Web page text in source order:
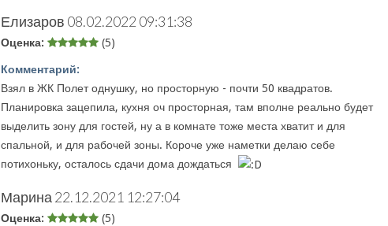
Елизаров 08.02.2022 09:31:38
Оценка: (5)
Комментарий:
Взял в ЖК Полет однушку, но просторную - почти 50 квадратов.
Планировка зацепила, кухня оч просторная, там вполне реально будет
выделить зону для гостей, ну а в комнате тоже места хватит и для
спальной, и для рабочей зоны. Короче уже наметки делаю себе
потихоньку, осталось сдачи дома дождаться
Марина 22.12.2021 12:27:04
Оценка: (5)